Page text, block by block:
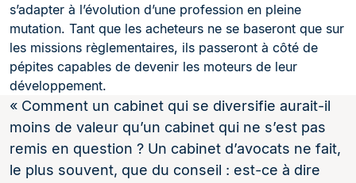
s’adapter à l’évolution d’une profession en pleine
mutation. Tant que les acheteurs ne se baseront que sur
les missions règlementaires, ils passeront à côté de
pépites capables de devenir les moteurs de leur
développement.
« Comment un cabinet qui se diversifie aurait-il
moins de valeur qu’un cabinet qui ne s’est pas
remis en question ? Un cabinet d’avocats ne fait,
le plus souvent, que du conseil : est-ce à dire